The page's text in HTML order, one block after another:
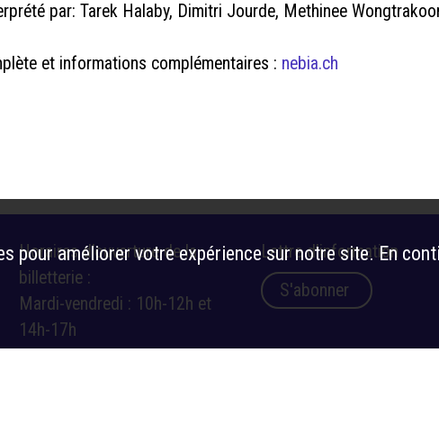
par: Tarek Halaby, Dimitri Jourde, Methinee
et informations complémentaires : nebia.ch
Horaires d’ouverture de la
billetterie :
Mardi-vendredi : 10h-12h et
14h-17h
Lettre d’information
S'abonner
pour améliorer votre expérience sur notre site. En